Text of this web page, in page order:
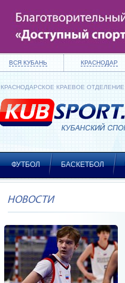
ВСЯ КУБАНЬ КРАСНОДАР
КРАСНОДАРСКОЕ КРАЕВОЕ
ФУТБОЛ БАСКЕТБОЛ
НОВОСТИ